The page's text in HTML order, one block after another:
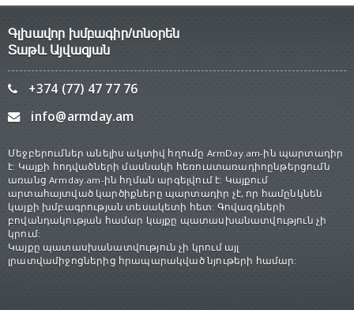
Գլխավոր խմբագիր/տնօրեն
Տաթև Այվազյան
+374 (77) 47 77 76
info@armday.am
Մեջբերումներ անելիս ակտիվ հղումը ArmDay.am-ին պարտադիր
է: Կայքի հոդվածների մասնակի հեռուստառադիոընթերցումն
առանց Armday.am-ին հղման արգելվում է: Կայքում
արտահայտված կարծիքները պարտադիր չէ, որ համընկնեն
կայքի խմբագրության տեսակետի հետ: Գովազդների
բովանդակության համար կայքը պատասխանատվություն չի
կրում:
Կայքը պատասխանատվություն չի կրում այլ
լրատվամիջոցներից հրապարակված նյութերի համար: